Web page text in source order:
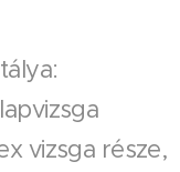
vizsga része,